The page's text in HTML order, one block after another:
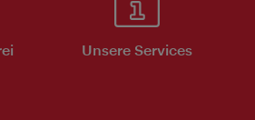
Unsere Services